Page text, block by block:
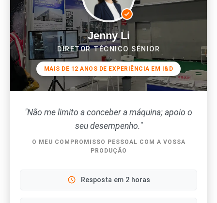
Jenny Li
DIRETOR TÉCNICO SÉNIOR
MAIS DE 12 ANOS DE EXPERIÊNCIA EM I&D
"Não me limito a conceber a máquina; apoio o
seu desempenho."
O MEU COMPROMISSO PESSOAL COM A VOSSA
PRODUÇÃO
Resposta em 2 horas